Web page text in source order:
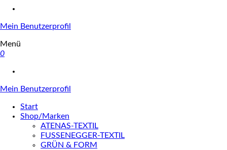
Mein Benutzerprofil
Menü
0
Mein Benutzerprofil
Start
Shop/Marken
ATENAS-TEXTIL
FUSSENEGGER-TEXTIL
GRÜN & FORM